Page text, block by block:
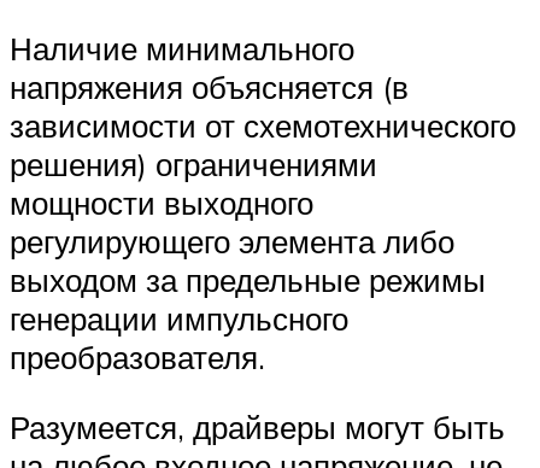
Наличие минимального
напряжения объясняется (в
зависимости от схемотехнического
решения) ограничениями
мощности выходного
регулирующего элемента либо
выходом за предельные режимы
генерации импульсного
преобразователя.
Разумеется, драйверы могут быть